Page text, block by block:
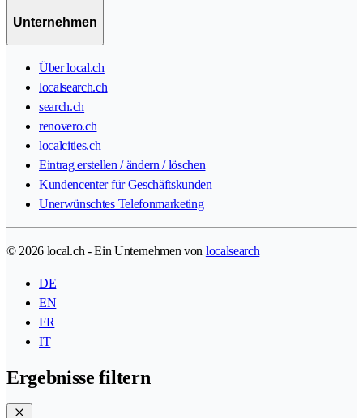
Unternehmen
Über local.ch
localsearch.ch
search.ch
renovero.ch
localcities.ch
Eintrag erstellen / ändern / löschen
Kundencenter für Geschäftskunden
Unerwünschtes Telefonmarketing
© 2026 local.ch - Ein Unternehmen von localsearch
DE
EN
FR
IT
Ergebnisse filtern